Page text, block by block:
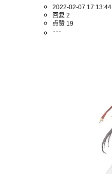
2022-02-07 17:13:44
回复 2
点赞 19